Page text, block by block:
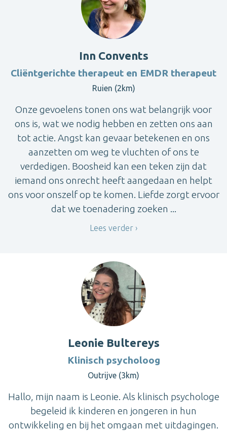
Inn Convents
Cliëntgerichte therapeut en EMDR therapeut
Ruien (2km)
Onze gevoelens tonen ons wat belangrijk voor
ons is, wat we nodig hebben en zetten ons aan
tot actie. Angst kan gevaar betekenen en ons
aanzetten om weg te vluchten of ons te
verdedigen. Boosheid kan een teken zijn dat
iemand ons onrecht heeft aangedaan en helpt
ons voor onszelf op te komen. Liefde zorgt ervoor
dat we toenadering zoeken ...
Lees verder
Leonie Bultereys
Klinisch psycholoog
Outrijve (3km)
Hallo, mijn naam is Leonie. Als klinisch psychologe
begeleid ik kinderen en jongeren in hun
ontwikkeling en bij het omgaan met uitdagingen.